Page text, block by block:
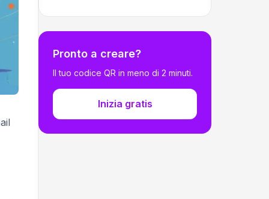
Pronto a creare?
Il tuo codice QR in meno di 2 minuti.
Inizia gratis